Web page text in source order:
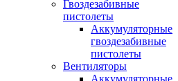
Гвоздезабивные
пистолеты
Аккумуляторные
гвоздезабивные
пистолеты
Вентиляторы
Аккумуляторные